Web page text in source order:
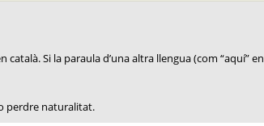
Si la paraula d’una altra llengua (com “aquí” en
perdre naturalitat.